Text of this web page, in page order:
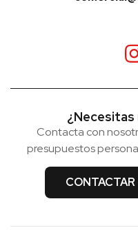
¿Necesitas
Contacta con
presupuestos
CONTACTAR